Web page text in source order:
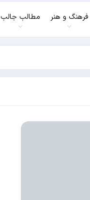
فرهنگ و هنر مطالب جالب